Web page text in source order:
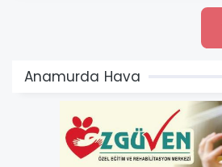
Anamurda Hava